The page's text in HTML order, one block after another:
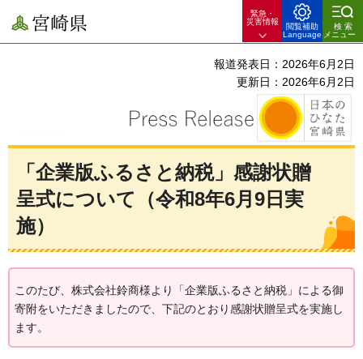
宮崎県
緊急・
災害情報
閲覧補助
Language
検索
メニュー
報道発表日：2026年6月2日
更新日：2026年6月2日
「企業版ふるさと納税」感謝状贈
呈式について（令和8年6月9日実
施）
このたび、株式会社鈴商様より「企業版ふるさと納税」による御
寄附をいただきましたので、下記のとおり感謝状贈呈式を実施し
ます。